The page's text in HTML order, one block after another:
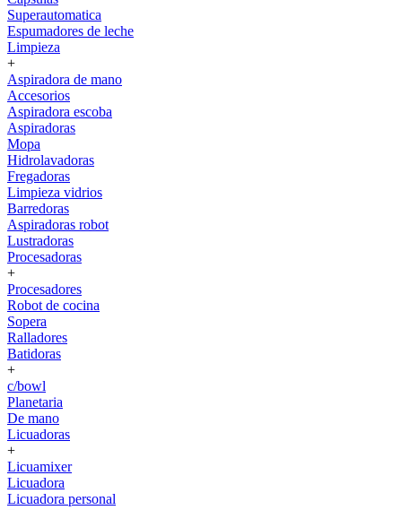
Superautomatica
Espumadores de leche
Limpieza
+
Aspiradora de mano
Accesorios
Aspiradora escoba
Aspiradoras
Mopa
Hidrolavadoras
Fregadoras
Limpieza vidrios
Barredoras
Aspiradoras robot
Lustradoras
Procesadoras
+
Procesadores
Robot de cocina
Sopera
Ralladores
Batidoras
+
c/bowl
Planetaria
De mano
Licuadoras
+
Licuamixer
Licuadora
Licuadora personal